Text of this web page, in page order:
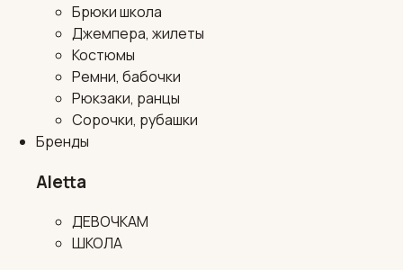
Брюки школа
Джемпера, жилеты
Костюмы
Ремни, бабочки
Рюкзаки, ранцы
Сорочки, рубашки
Бренды
Aletta
ДЕВОЧКАМ
ШКОЛА